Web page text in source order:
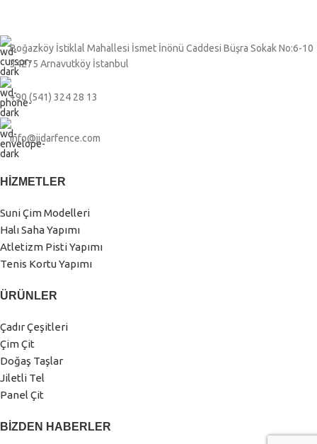
Boğazköy İstiklal Mahallesi İsmet İnönü Caddesi Büşra Sokak No:6-10
34275 Arnavutköy İstanbul
+90 (541) 324 28 13
info@jidarfence.com
HIZMETLER
Suni Çim Modelleri
Halı Saha Yapımı
Atletizm Pisti Yapımı
Tenis Kortu Yapımı
ÜRÜNLER
Çadır Çeşitleri
Çim Çit
Doğaş Taşlar
Jiletli Tel
Panel Çit
BIZDEN HABERLER